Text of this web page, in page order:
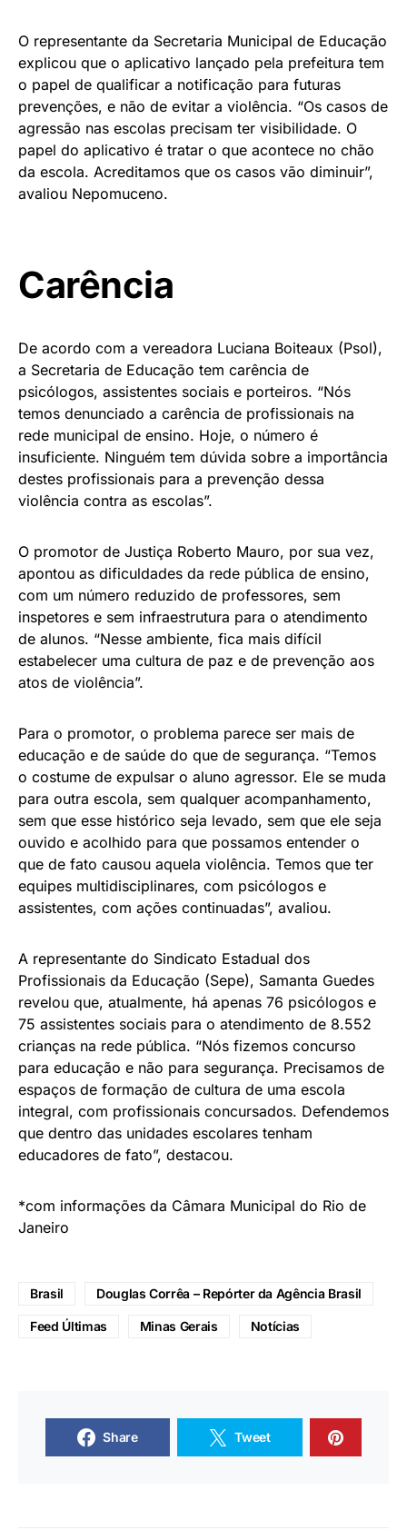
O representante da Secretaria Municipal de Educação
explicou que o aplicativo lançado pela prefeitura tem
o papel de qualificar a notificação para futuras
prevenções, e não de evitar a violência. “Os casos de
agressão nas escolas precisam ter visibilidade. O
papel do aplicativo é tratar o que acontece no chão
da escola. Acreditamos que os casos vão diminuir”,
avaliou Nepomuceno.
Carência
De acordo com a vereadora Luciana Boiteaux (Psol),
a Secretaria de Educação tem carência de
psicólogos, assistentes sociais e porteiros. “Nós
temos denunciado a carência de profissionais na
rede municipal de ensino. Hoje, o número é
insuficiente. Ninguém tem dúvida sobre a importância
destes profissionais para a prevenção dessa
violência contra as escolas”.
O promotor de Justiça Roberto Mauro, por sua vez,
apontou as dificuldades da rede pública de ensino,
com um número reduzido de professores, sem
inspetores e sem infraestrutura para o atendimento
de alunos. “Nesse ambiente, fica mais difícil
estabelecer uma cultura de paz e de prevenção aos
atos de violência”.
Para o promotor, o problema parece ser mais de
educação e de saúde do que de segurança. “Temos
o costume de expulsar o aluno agressor. Ele se muda
para outra escola, sem qualquer acompanhamento,
sem que esse histórico seja levado, sem que ele seja
ouvido e acolhido para que possamos entender o
que de fato causou aquela violência. Temos que ter
equipes multidisciplinares, com psicólogos e
assistentes, com ações continuadas”, avaliou.
A representante do Sindicato Estadual dos
Profissionais da Educação (Sepe), Samanta Guedes
revelou que, atualmente, há apenas 76 psicólogos e
75 assistentes sociais para o atendimento de 8.552
crianças na rede pública. “Nós fizemos concurso
para educação e não para segurança. Precisamos de
espaços de formação de cultura de uma escola
integral, com profissionais concursados. Defendemos
que dentro das unidades escolares tenham
educadores de fato”, destacou.
*com informações da Câmara Municipal do Rio de
Janeiro
Brasil Douglas Corrêa – Repórter da Agência Brasil
Feed Últimas Minas Gerais Notícias
Share Tweet